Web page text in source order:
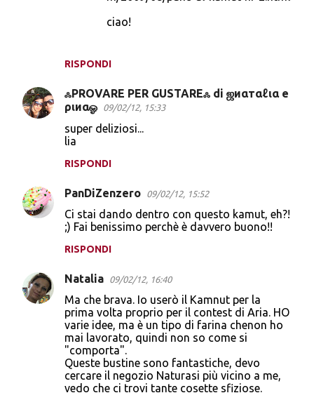
RISPONDI
ciao!
ஃPROVARE PER GUSTAREஃ di ஜиαтαℓια e
ριиαஓ
09/02/12, 15:33
super deliziosi...
lia
RISPONDI
PanDiZenzero 09/02/12, 15:52
Ci stai dando dentro con questo kamut, eh?!
;) Fai benissimo perchè è davvero buono!!
RISPONDI
Natalia 09/02/12, 16:40
Ma che brava. Io userò il Kamnut per la
prima volta proprio per il contest di Aria. HO
varie idee, ma è un tipo di farina chenon ho
mai lavorato, quindi non so come si
"comporta".
Queste bustine sono fantastiche, devo
cercare il negozio Naturasi più vicino a me,
vedo che ci trovi tante cosette sfiziose.